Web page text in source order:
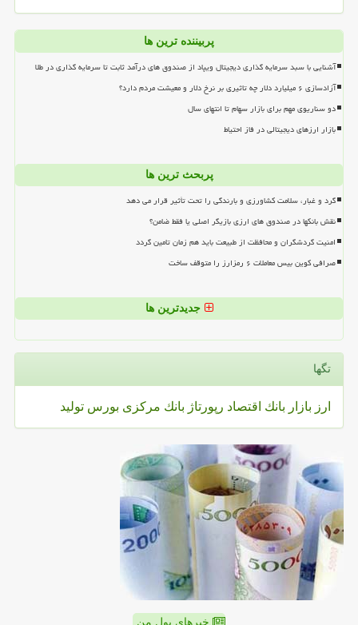
پربیننده ترین ها
آشنایی با سبد سرمایه گذاری دیجیتال ویپاد از صندوق های درآمد ثابت تا سرمایه گذاری در طلا
آزادسازی ۶ میلیارد دلار چه تاثیری بر نرخ دلار و معیشت مردم دارد؟
دو سناریوی مهم برای بازار سهام تا انتهای سال
بازار ارزهای دیجیتالی در فاز احتیاط
پربحث ترین ها
گرد و غبار، سلامت کشاورزی و بارندگی را تحت تأثیر قرار می دهد
نقش بانکها در صندوق های ارزی بازیگر اصلی یا فقط ضامن؟
امنیت گردشگران و محافظت از طبیعت باید هم زمان تامین گردد
صرافی کوین بیس معاملات ۶ رمزارز را متوقف ساخت
جدیدترین ها
تگها
ارز بازار بانك اقتصاد رپورتاژ بانك مركزی بورس تولید
خبرهای پول من